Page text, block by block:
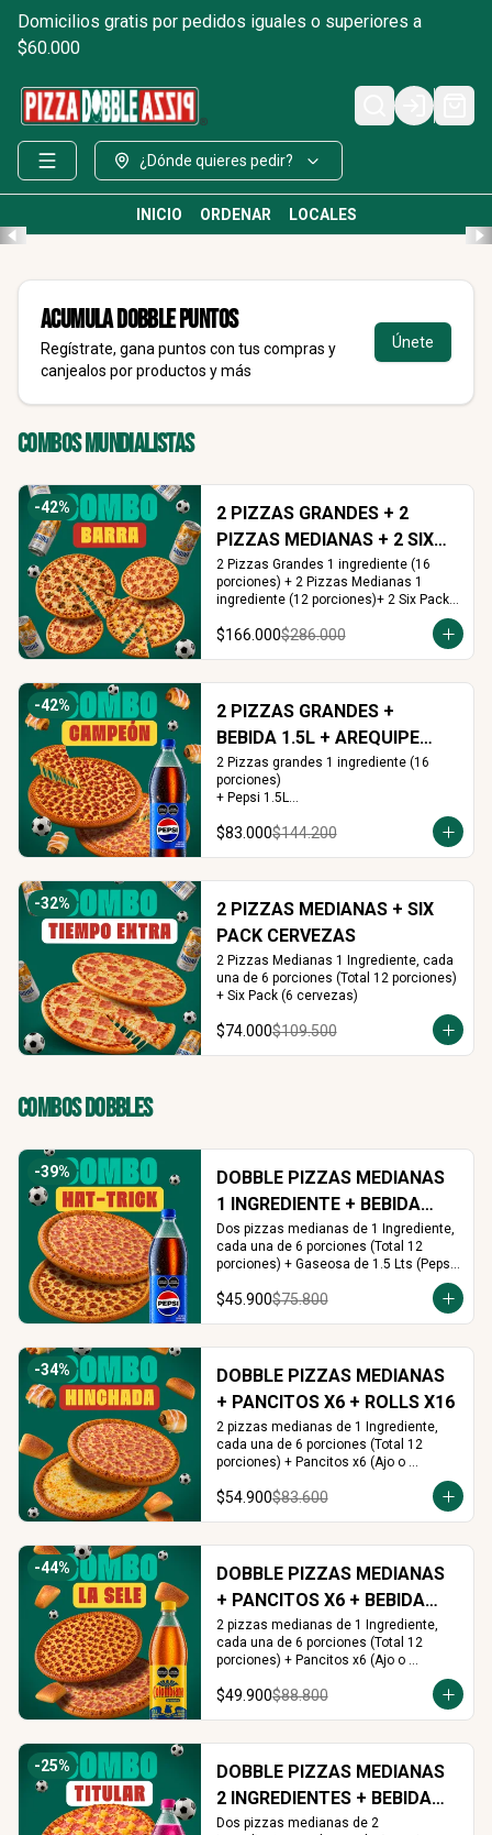
Domicilios gratis por pedidos iguales o superiores a
$60.000
Login
¿Dónde quieres pedir?
INICIO ORDENAR LOCALES
AcumulaDOBBLE Puntos
Regístrate, gana puntos con tus compras y
canjealos por productos y más
Únete
Combos Mundialistas
-42%
2 PIZZAS GRANDES + 2
PIZZAS MEDIANAS + 2 SIX
PACKS CERVEZAS
2 Pizzas Grandes 1 ingrediente (16
porciones) + 2 Pizzas Medianas 1
ingrediente (12 porciones)+ 2 Six Pack
$166.000$286.000
-42%
2 PIZZAS GRANDES +
BEBIDA 1.5L + AREQUIPE
ROLLS
2 Pizzas grandes 1 ingrediente (16
porciones)
+ Pepsi 1.5L
+ Arequipe o Cinnamon Rolls (16 und.)
$83.000$144.200
-32%
2 PIZZAS MEDIANAS + SIX
PACK CERVEZAS
2 Pizzas Medianas 1 Ingrediente, cada
una de 6 porciones (Total 12 porciones)
+ Six Pack (6 cervezas)
$74.000$109.500
Combos Dobbles
-39%
DOBBLE PIZZAS MEDIANAS
1 INGREDIENTE + BEBIDA
1.5L
Dos pizzas medianas de 1 Ingrediente,
cada una de 6 porciones (Total 12
porciones) + Gaseosa de 1.5 Lts (Pepsi,
$45.900$75.800
-34%
DOBBLE PIZZAS MEDIANAS
+ PANCITOS X6 + ROLLS X16
2 pizzas medianas de 1 Ingrediente,
cada una de 6 porciones (Total 12
porciones) + Pancitos x6 (Ajo o
Arequipe)
$54.900$83.600
-44%
DOBBLE PIZZAS MEDIANAS
+ PANCITOS X6 + BEBIDA
1.5L
2 pizzas medianas de 1 Ingrediente,
cada una de 6 porciones (Total 12
porciones) + Pancitos x6 (Ajo o
elección)
$49.900$88.800
-25%
DOBBLE PIZZAS MEDIANAS
2 INGREDIENTES + BEBIDA
1.5L
Dos pizzas medianas de 2